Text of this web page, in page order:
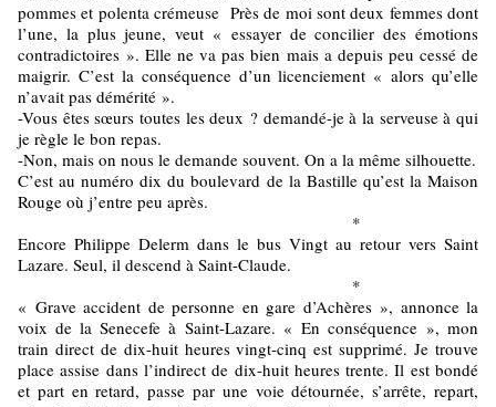
pommes et polenta crémeuse Près de moi sont deux femmes dont
l’une, la plus jeune, veut « essayer de concilier des émotions
contradictoires ». Elle ne va pas bien mais a depuis peu cessé de
maigrir. C’est la conséquence d’un licenciement « alors qu’elle
n’avait pas démérité ».
-Vous êtes sœurs toutes les deux ? demandé-je à la serveuse à qui
je règle le bon repas.
-Non, mais on nous le demande souvent. On a la même silhouette.
C’est au numéro dix du boulevard de la Bastille qu’est la Maison
Rouge où j’entre peu après.
*
Encore Philippe Delerm dans le bus Vingt au retour vers Saint
Lazare. Seul, il descend à Saint-Claude.
*
« Grave accident de personne en gare d’Achères », annonce la
voix de la Senecefe à Saint-Lazare. « En conséquence », mon
train direct de dix-huit heures vingt-cinq est supprimé. Je trouve
place assise dans l’indirect de dix-huit heures trente. Il est bondé
et part en retard, passe par une voie détournée, s’arrête, repart,